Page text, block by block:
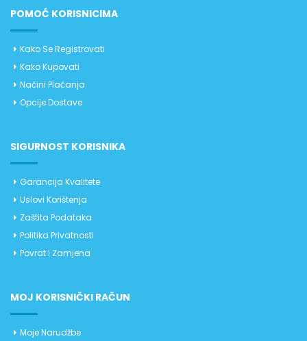
POMOĆ KORISNICIMA
Kako Se Registrovati
Kako Kupovati
Načini Plaćanja
Opcije Dostave
SIGURNOST KORISNIKA
Garancija Kvalitete
Uslovi Korištenja
Zaštita Podataka
Politika Privatnosti
Povrat I Zamjena
MOJ KORISNIČKI RAČUN
Moje Narudžbe